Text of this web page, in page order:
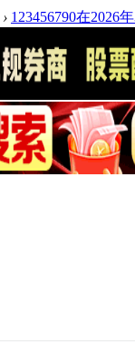
› 123456790在2026